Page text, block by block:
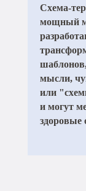
Схема-
мощный
мысли,
или
и могут
здоровые